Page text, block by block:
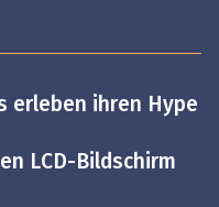
erleben ihren Hype
LCD-Bildschirm